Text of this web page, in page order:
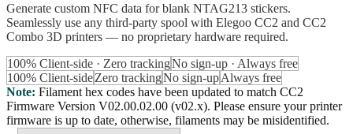
Generate custom NFC data for blank NTAG213 stickers.
Seamlessly use any third-party spool with Elegoo CC2 and CC2
Combo 3D printers — no proprietary hardware required.
100% Client-side · Zero trackingNo sign-up · Always free
100% Client-sideZero trackingNo sign-upAlways free
Note: Filament hex codes have been updated to match CC2
Firmware Version V02.00.02.00 (v02.x). Please ensure your printer
firmware is up to date, otherwise, filaments may be misidentified.